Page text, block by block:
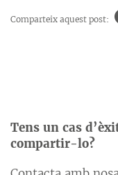
Comparteix aquest post:
Tens un cas
compartir-lo?